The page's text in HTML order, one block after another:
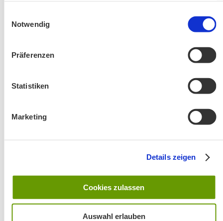
Notwendig
Präferenzen
Statistiken
Marketing
Details zeigen
Cookies zulassen
Auswahl erlauben
Änderung! Aschauer Runde: Bankerlweg – Bärnsee –